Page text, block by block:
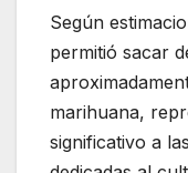
Según
permitió sacar
marihuana,
significativo a